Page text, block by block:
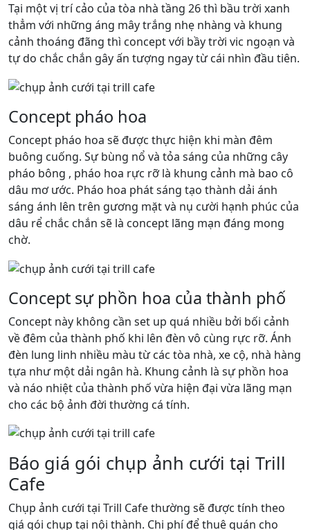
Tại một vị trí cảo của tòa nhà tầng 26 thì bầu trời xanh
thẳm với những áng mây trắng nhẹ nhàng và khung
cảnh thoáng đãng thì concept với bầy trời vic ngoạn và
tự do chắc chắn gây ấn tượng ngay từ cái nhìn đầu tiên.
Concept pháo hoa
Concept pháo hoa sẽ được thực hiện khi màn đêm
buông cuống. Sự bùng nổ và tỏa sáng của những cây
pháo bông , pháo hoa rực rỡ là khung cảnh mà bao cô
dâu mơ ước. Pháo hoa phát sáng tạo thành dải ánh
sáng ánh lên trên gương mặt và nụ cười hạnh phúc của
dâu rể chắc chắn sẽ là concept lãng mạn đáng mong
chờ.
Concept sự phồn hoa của thành phố
Concept này không cần set up quá nhiều bởi bối cảnh
về đêm của thành phố khi lên đèn vô cùng rực rỡ. Ánh
đèn lung linh nhiều màu từ các tòa nhà, xe cộ, nhà hàng
tựa như một dải ngân hà. Khung cảnh là sự phồn hoa
và náo nhiệt của thành phố vừa hiện đại vừa lãng mạn
cho các bộ ảnh đời thường cá tính.
Báo giá gói chụp ảnh cưới tại Trill
Cafe
Chụp ảnh cưới tại Trill Cafe thường sẽ được tính theo
giá gói chụp tại nội thành. Chi phí để thuê quán cho